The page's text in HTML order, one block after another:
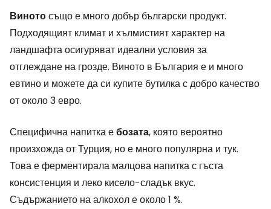
Винотосъщо е много добър български продукт.
Подходящият климат и хълмистият характер на
ландшафта осигуряват идеални условия за
отглеждане на грозде. Виното в България е и много
евтино и можете да си купите бутилка с добро качество
от около 3 евро.
Специфична напитка ебозата, която вероятно
произхожда от Турция, но е много популярна и тук.
Това е ферментирала малцова напитка с гъста
консистенция и леко кисело-сладък вкус.
Съдържанието на алкохол е около 1 %.